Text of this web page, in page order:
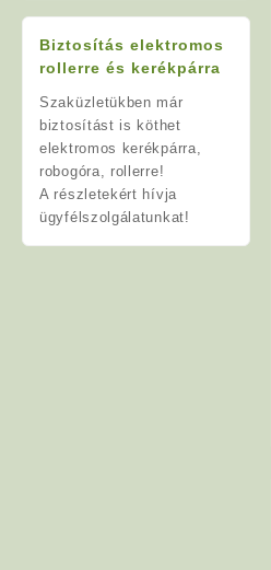
Biztosítás elektromos
rollerre és kerékpárra
Szaküzletükben már
biztosítást is köthet
elektromos kerékpárra,
robogóra, rollerre!
A részletekért hívja
ügyfélszolgálatunkat!